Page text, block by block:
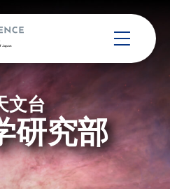
文台
研究部